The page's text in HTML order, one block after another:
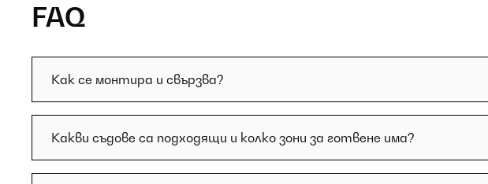
FAQ
Как се монтира и свързва?
Какви съдове са подходящи и колко зони за готвене има?